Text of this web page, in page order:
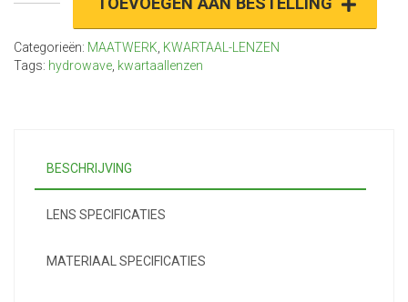
Silicone
RX
Spherisch
aantal
Categorieën: MAATWERK KWARTAAL-LENZEN
Tags: hydrowave kwartaallenzen
BESCHRIJVING
LENS SPECIFICATIES
MATERIAAL SPECIFICATIES